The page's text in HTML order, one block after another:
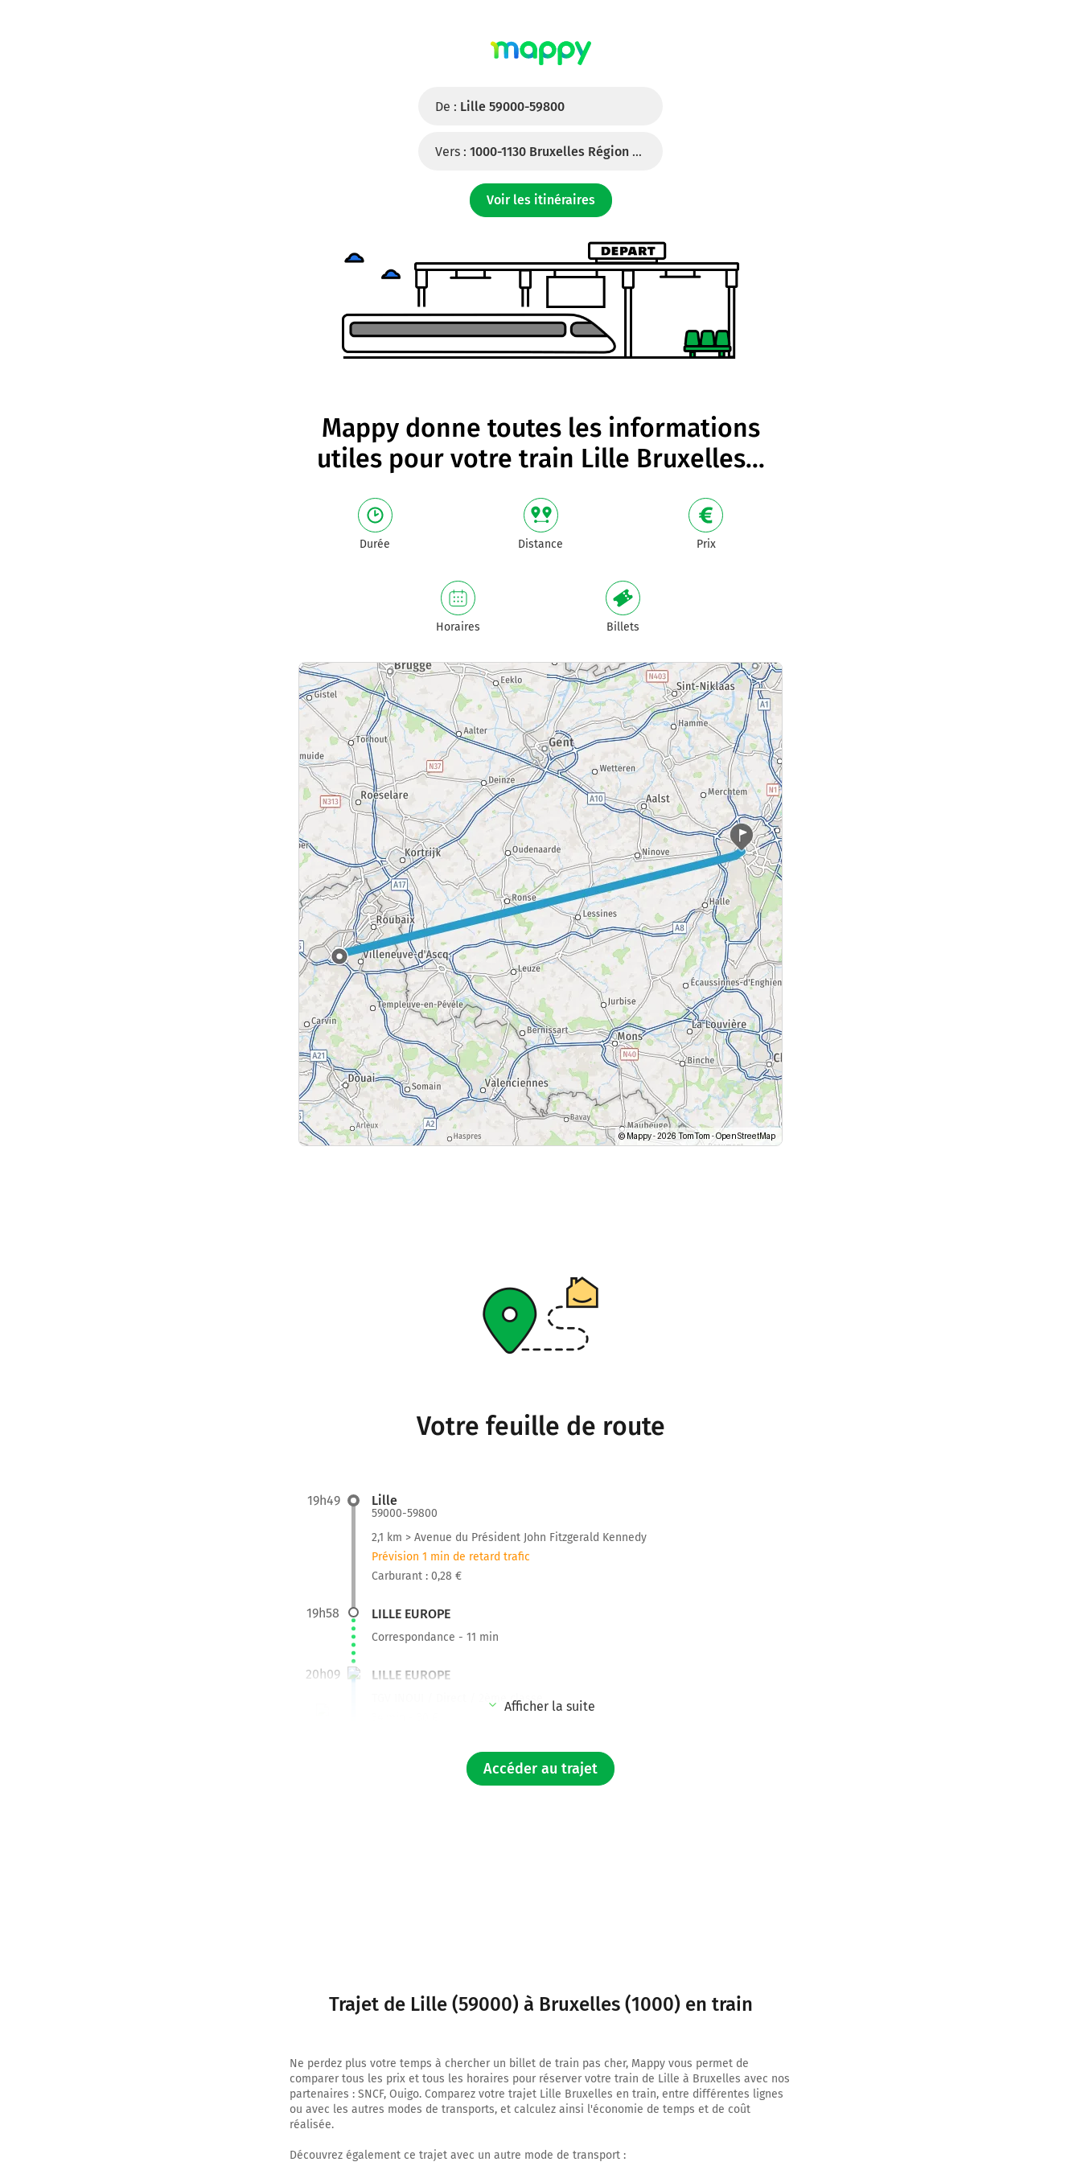
De : Lille 59000-59800
Vers : 1000-1130 Bruxelles Région De Bruxelles-Capitale (Belgique)
Voir les itinéraires
Mappy donne toutes les informations
utiles pour votre train Lille Bruxelles...
Durée Distance Prix
Horaires Billets
Votre feuille de route
19h49 Lille
59000-59800
2,1 km > Avenue du Président John Fitzgerald Kennedy
Prévision 1 min de retard trafic
Carburant : 0,28 €
19h58 LILLE EUROPE
Correspondance - 11 min
20h09 LILLE EUROPE
TGV INOUI / Direct / 2ème classe
BRUXELLES MIDI BRUSSEL ZUID
2,2 km > Stalingradlaan
Afficher la suite
Accéder au trajet
Trajet de Lille (59000) à Bruxelles (1000) en train
Ne perdez plus votre temps à chercher un billet de train pas cher, Mappy vous permet de
comparer tous les prix et tous les horaires pour réserver votre train de Lille à Bruxelles avec nos
partenaires : SNCF, Ouigo. Comparez votre trajet Lille Bruxelles en train, entre différentes lignes
ou avec les autres modes de transports, et calculez ainsi l'économie de temps et de coût
réalisée.
Découvrez également ce trajet avec un autre mode de transport :